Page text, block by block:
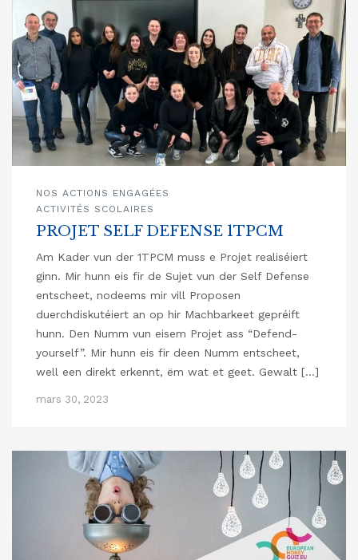
NOS ACTIONS ENGAGÉES
ACTIVITÉS SCOLAIRES
PROJET SELF DEFENSE 1TPCM
Am Kader vun der 1TPCM muss e Projet realiséiert
ginn. Mir hunn eis fir de Sujet vun der Self Defense
entscheet, nodeems mir vill Proposen
duerchdiskutéiert an op hir Machbarkeet gepréift
hunn. Den Numm vun eisem Projet ass “Defend-
yourself”. Mir hunn eis fir deen Numm entscheet,
well een direkt erkennt, ëm wat et geet. Gewalt […]
mars 30, 2023